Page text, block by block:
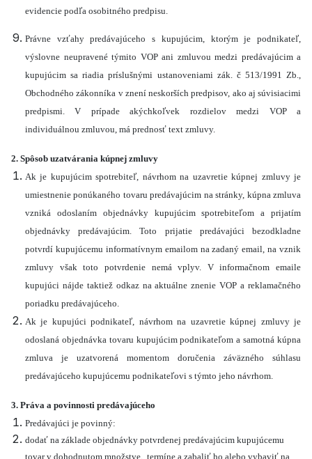
evidencie podľa osobitného predpisu.
Právne vzťahy predávajúceho s kupujúcim, ktorým je podnikateľ,
výslovne neupravené týmito VOP ani zmluvou medzi predávajúcim a
kupujúcim sa riadia príslušnými ustanoveniami zák. č 513/1991 Zb.,
Obchodného zákonníka v znení neskorších predpisov, ako aj súvisiacimi
predpismi. V prípade akýchkoľvek rozdielov medzi VOP a
individuálnou zmluvou, má prednosť text zmluvy.
2. Spôsob uzatvárania kúpnej zmluvy
Ak je kupujúcim spotrebiteľ, návrhom na uzavretie kúpnej zmluvy je
umiestnenie ponúkaného tovaru predávajúcim na stránky, kúpna zmluva
vzniká odoslaním objednávky kupujúcim spotrebiteľom a prijatím
objednávky predávajúcim. Toto prijatie predávajúci bezodkladne
potvrdí kupujúcemu informatívnym emailom na zadaný email, na vznik
zmluvy však toto potvrdenie nemá vplyv. V informačnom emaile
kupujúci nájde taktiež odkaz na aktuálne znenie VOP a reklamačného
poriadku predávajúceho.
Ak je kupujúci podnikateľ, návrhom na uzavretie kúpnej zmluvy je
odoslaná objednávka tovaru kupujúcim podnikateľom a samotná kúpna
zmluva je uzatvorená momentom doručenia záväzného súhlasu
predávajúceho kupujúcemu podnikateľovi s týmto jeho návrhom.
3. Práva a povinnosti predávajúceho
Predávajúci je povinný:
dodať na základe objednávky potvrdenej predávajúcim kupujúcemu
tovar v dohodnutom množstve, termíne a zabaliť ho alebo vybaviť na